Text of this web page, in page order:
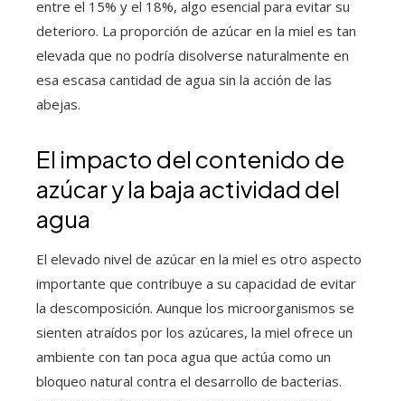
entre el 15% y el 18%, algo esencial para evitar su
deterioro. La proporción de azúcar en la miel es tan
elevada que no podría disolverse naturalmente en
esa escasa cantidad de agua sin la acción de las
abejas.
El impacto del contenido de
azúcar y la baja actividad del
agua
El elevado nivel de azúcar en la miel es otro aspecto
importante que contribuye a su capacidad de evitar
la descomposición. Aunque los microorganismos se
sienten atraídos por los azúcares, la miel ofrece un
ambiente con tan poca agua que actúa como un
bloqueo natural contra el desarrollo de bacterias.